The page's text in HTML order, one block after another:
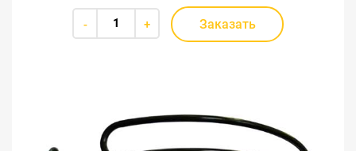
- + Заказать